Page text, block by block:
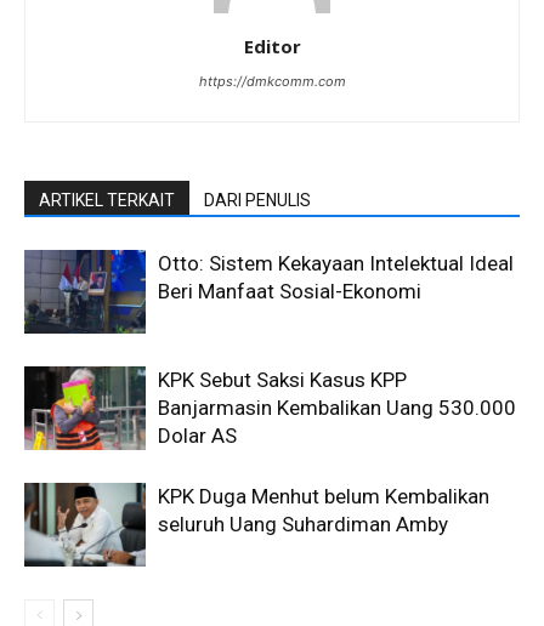
Editor
https://dmkcomm.com
ARTIKEL TERKAIT DARI PENULIS
Otto: Sistem Kekayaan Intelektual Ideal
Beri Manfaat Sosial-Ekonomi
KPK Sebut Saksi Kasus KPP
Banjarmasin Kembalikan Uang 530.000
Dolar AS
KPK Duga Menhut belum Kembalikan
seluruh Uang Suhardiman Amby